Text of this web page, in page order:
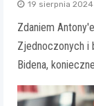
19 sierpnia 2024
Zdaniem
Zjednoczonych i
Bidena,